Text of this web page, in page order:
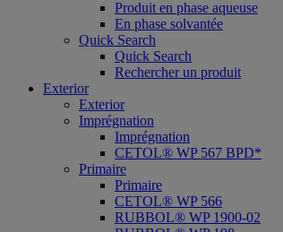
Produit en phase aqueuse
En phase solvantée
Quick Search
Quick Search
Rechercher un produit
Exterior
Exterior
Imprégnation
Imprégnation
CETOL® WP 567 BPD*
Primaire
Primaire
CETOL® WP 566
RUBBOL® WP 1900-02